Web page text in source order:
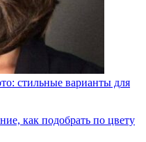
стильные варианты для
как подобрать по цвету